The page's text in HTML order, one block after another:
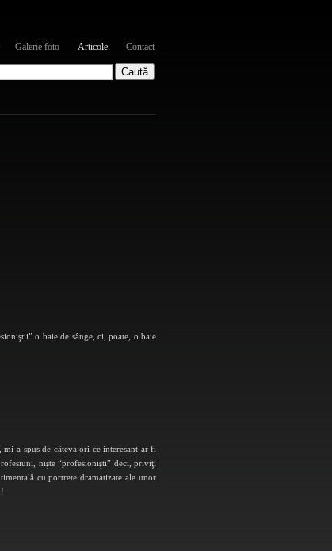
Galerie foto Articole Contact
o baie de sânge, ci, poate, o baie
a spus de câteva ori ce interesant ar fi
nişte “profesionişti” deci, priviţi
cu portrete dramatizate ale unor